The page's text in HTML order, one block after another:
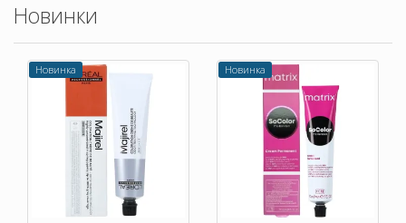
Новинки
Новинка Новинка